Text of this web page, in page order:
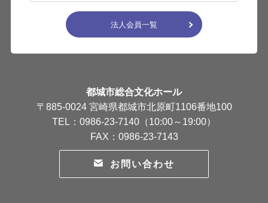
法人会員一覧
都城市総合文化ホール
〒885-0024 宮崎県都城市北原町1106番地100
TEL：0986-23-7140（10:00～19:00）
FAX：0986-23-7143
お問い合わせ